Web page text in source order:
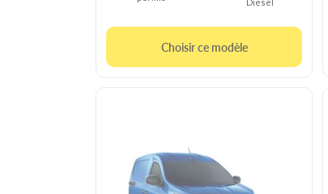
Diesel
Choisir ce modèle